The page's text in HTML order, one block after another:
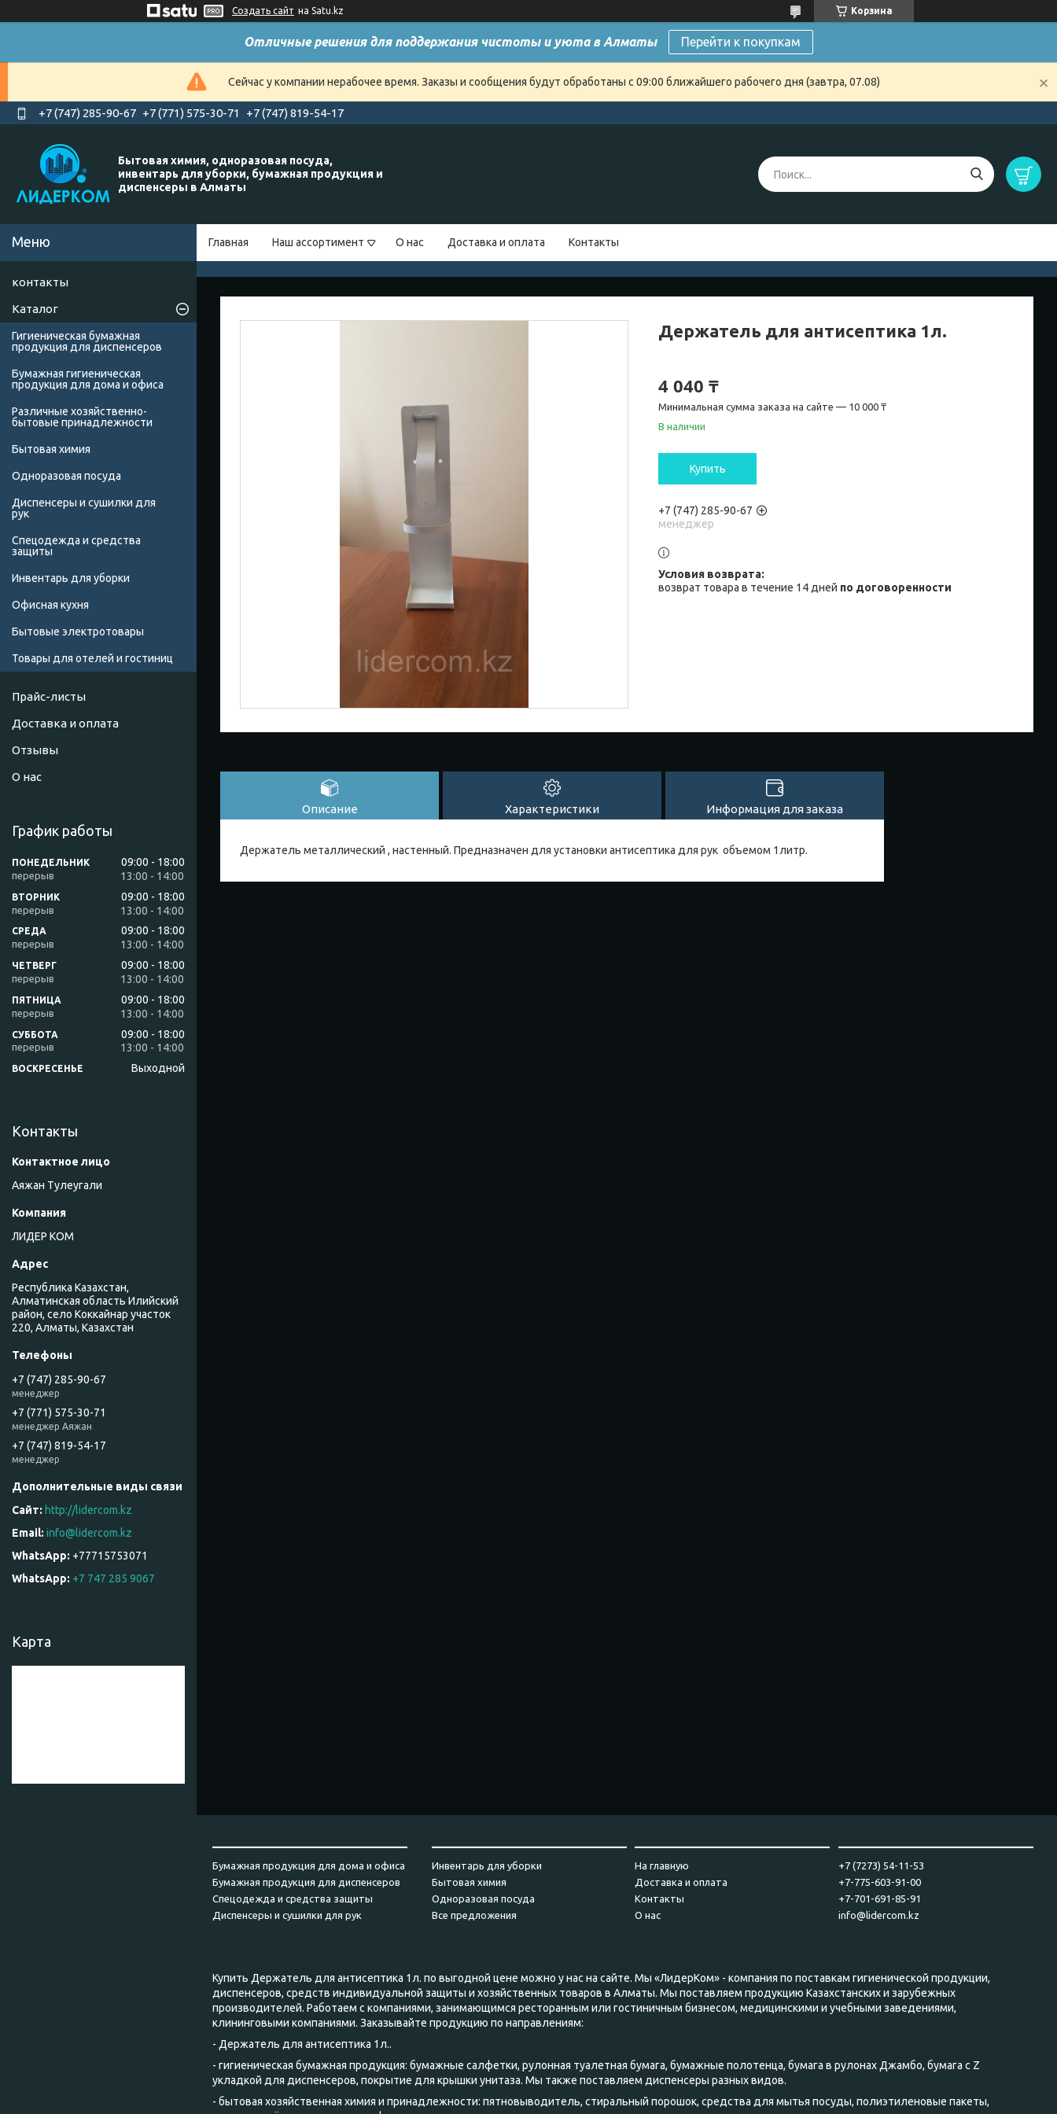
Создать сайт на Satu.kz Корзина
Отличные решения для поддержания чистоты и уюта в Алматы Перейти к покупкам
Сейчас у компании нерабочее время. Заказы и сообщения будут обработаны с 09:00 ближайшего рабочего дня (завтра, 07.08)
+7 (747) 285-90-67 +7 (771) 575-30-71 +7 (747) 819-54-17
Бытовая химия, одноразовая посуда,
инвентарь для уборки, бумажная продукция и
диспенсеры в Алматы
Главная Наш ассортимент О нас Доставка и оплата Контакты
Держатель для антисептика 1л.
4 040 ₸
Минимальная сумма заказа на сайте — 10 000 ₸
В наличии
Купить
+7 (747) 285-90-67
менеджер
возврат товара в течение 14 дней по договоренности
Описание Характеристики Информация для заказа
Держатель металлический , настенный. Предназначен для установки антисептика для рук объемом 1литр.
контакты
Каталог
Гигиеническая бумажная
продукция для диспенсеров
Бумажная гигиеническая
продукция для дома и офиса
Различные хозяйственно-
бытовые принадлежности
Бытовая химия
Одноразовая посуда
Диспенсеры и сушилки для
рук
Спецодежда и средства
защиты
Инвентарь для уборки
Офисная кухня
Бытовые электротовары
Товары для отелей и гостиниц
Прайс-листы
Доставка и оплата
Отзывы
О нас
График работы
ПОНЕДЕЛЬНИК 09:00
18:00
13:00
14:00
ВТОРНИК 09:00
18:00
13:00
14:00
СРЕДА 09:00
18:00
13:00
14:00
ЧЕТВЕРГ 09:00
18:00
13:00
14:00
ПЯТНИЦА 09:00
18:00
13:00
14:00
СУББОТА 09:00
18:00
13:00
14:00
ВОСКРЕСЕНЬЕ Выходной
Контакты
Аяжан Тулеугали
ЛИДЕР КОМ
Республика Казахстан,
Алматинская область Илийский
район, село Коккайнар участок
220, Алматы, Казахстан
+7 (747) 285-90-67
менеджер
+7 (771) 575-30-71
менеджер Аяжан
+7 (747) 819-54-17
менеджер
http://lidercom.kz
info@lidercom.kz
+77715753071
WhatsApp +7 747 285 9067
Карта
Бумажная продукция для дома и офиса
Бумажная продукция для диспенсеров
Спецодежда и средства защиты
Диспенсеры и сушилки для рук
Инвентарь для уборки
Бытовая химия
Одноразовая посуда
Все предложения
На главную
Доставка и оплата
Контакты
О нас
+7 (7273) 54-11-53
+7-775-603-91-00
+7-701-691-85-91
info@lidercom.kz
Купить Держатель для антисептика 1л. по выгодной цене можно у нас на сайте. Мы «ЛидерКом» - компания по поставкам гигиенической продукции,
диспенсеров, средств индивидуальной защиты и хозяйственных товаров в Алматы. Мы поставляем продукцию Казахстанских и зарубежных
производителей. Работаем с компаниями, занимающимся ресторанным или гостиничным бизнесом, медицинскими и учебными заведениями,
клининговыми компаниями. Заказывайте продукцию по направлениям:
- Держатель для антисептика 1л..
- гигиеническая бумажная продукция: бумажные салфетки, рулонная туалетная бумага, бумажные полотенца, бумага в рулонах Джамбо, бумага с Z
укладкой для диспенсеров, покрытие для крышки унитаза. Мы также поставляем диспенсеры разных видов.
- бытовая хозяйственная химия и принадлежности: пятновыводитель, стиральный порошок, средства для мытья посуды, полиэтиленовые пакеты,